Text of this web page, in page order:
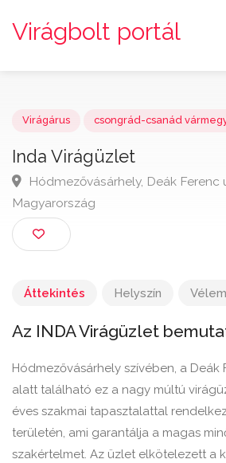
Virágbolt portál
Inda Virágüzlet
Hódmezővásárhely, Deák
Magyarország
Áttekintés Helyszín
Az INDA Virágüzlet
Hódmezővásárhely szívében, a Deák
alatt található ez a nagy múltú
éves szakmai tapasztalattal
területén, ami garantálja a magas
szakértelmet. Az üzlet elkötelezett a